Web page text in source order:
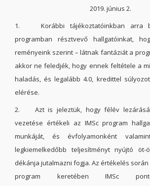
2019. június 2.
1. Korábbi tájékoztatóinkban arra
programban résztvevő hallgatóinkat,
reményeink szerint – látnak fantáziát a
akkor ne feledjék, hogy ennek feltétele a
haladás, és legalább 4.0, kredittel
elérése.
2. Azt is jeleztük, hogy félév
vezetése értékeli az IMSc program
munkáját, és évfolyamonként
legkiemelkedőbb teljesítményt nyújtó
dékánja jutalmazni fogja. Az értékelés
program keretében IMSc